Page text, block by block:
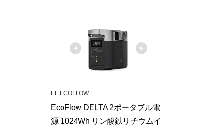
EF ECOFLOW
EcoFlow DELTA 2ポータブル電
源 1024Wh リン酸鉄リチウムイ